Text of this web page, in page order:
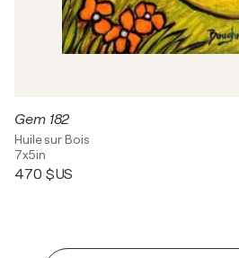
Gem 182
Huile sur Bois
7x5in
470 $US